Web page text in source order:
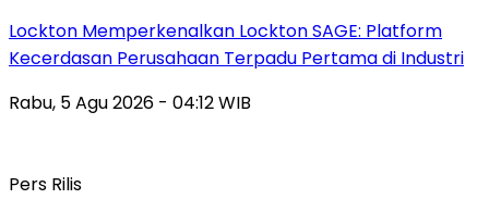
Lockton Memperkenalkan Lockton SAGE: Platform
Kecerdasan Perusahaan Terpadu Pertama di Industri
Rabu, 5 Agu 2026 - 04:12 WIB
Pers Rilis